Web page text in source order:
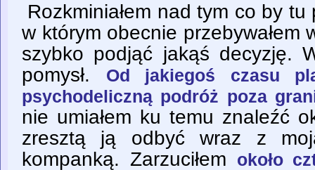
Rozkminiałem nad tym co by
w którym obecnie przebywałem
szybko podjąć jakąś decyzję.
pomysł.
Od jakiegoś czasu
psychodeliczną podróż poza
nie umiałem ku temu znaleźć
zresztą ją odbyć wraz z
kompanką. Zarzuciłem
około